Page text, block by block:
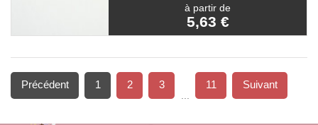
à partir de
5,63 €
Précédent 1 2 3 11 Suivant